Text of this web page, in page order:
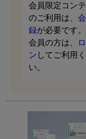
会員限定コン
のご利用は、
録が必要です。
会員の方は、
ン してご利用
い。